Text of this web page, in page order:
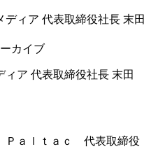
カイブ
ィア 代表取締役社長 末田